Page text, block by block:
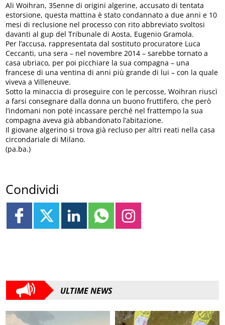
Ali Woihran, 35enne di origini algerine, accusato di tentata
estorsione, questa mattina è stato condannato a due anni e 10
mesi di reclusione nel processo con rito abbreviato svoltosi
davanti al gup del Tribunale di Aosta, Eugenio Gramola.
Per l’accusa, rappresentata dal sostituto procuratore Luca
Ceccanti, una sera – nel novembre 2014 – sarebbe tornato a
casa ubriaco, per poi picchiare la sua compagna – una
francese di una ventina di anni più grande di lui – con la quale
viveva a Villeneuve.
Sotto la minaccia di proseguire con le percosse, Woihran riuscì
a farsi consegnare dalla donna un buono fruttifero, che però
l’indomani non poté incassare perché nel frattempo la sua
compagna aveva già abbandonato l’abitazione.
Il giovane algerino si trova già recluso per altri reati nella casa
circondariale di Milano.
(pa.ba.)
Condividi
ULTIME NEWS